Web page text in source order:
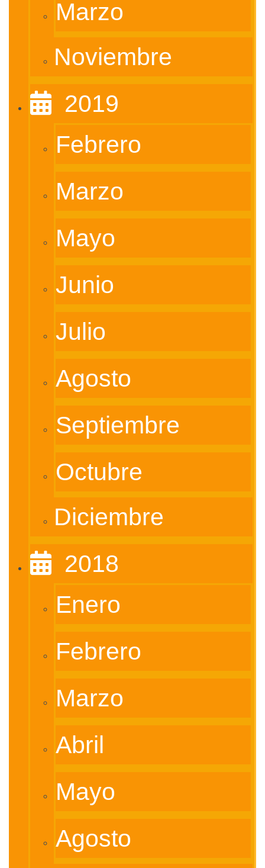
Marzo
Noviembre
‎ ‎ 2019
Febrero
Marzo
Mayo
Junio
Julio
Agosto
Septiembre
Octubre
Diciembre
‎ ‎ 2018
Enero
Febrero
Marzo
Abril
Mayo
Agosto